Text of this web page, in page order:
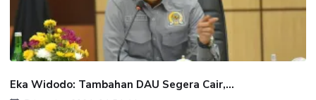
Eka Widodo: Tambahan DAU Segera Cair,...